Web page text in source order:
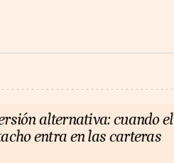
alternativa: cuando el
entra en las carteras